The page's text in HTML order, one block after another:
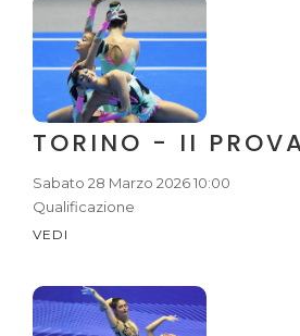
TORINO - II
Sabato 28 Marzo 2026 10:00
Qualificazione
VEDI